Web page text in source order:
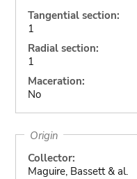
Tangential section:
1
Radial section:
1
Maceration:
No
Origin
Collector:
Maguire, Bassett & al.